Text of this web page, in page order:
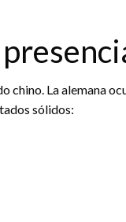
La alemana
sólidos: